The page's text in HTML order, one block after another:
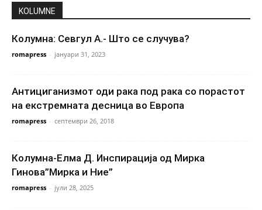
KOLUMNE
Колумна: Севгул А.- Што се случува?
romapress - јануари 31, 2023
Антициганизмот оди рака под рака со порастот
на екстремната десница во Европа
romapress - септември 26, 2018
Колумна-Елма Д. Инспирација од Мирка
Гинова”Мирка и Ние”
romapress - јули 28, 2025